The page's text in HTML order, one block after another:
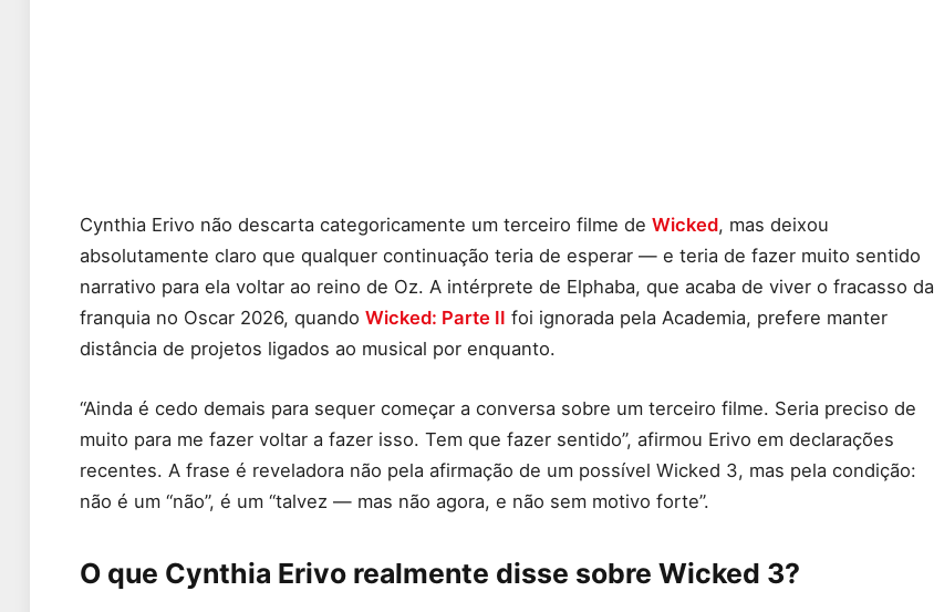
Cynthia Erivo não descarta categoricamente um terceiro filme de Wicked, mas deixou
absolutamente claro que qualquer continuação teria de esperar — e teria de fazer muito sentido
narrativo para ela voltar ao reino de Oz. A intérprete de Elphaba, que acaba de viver o fracasso da
franquia no Oscar 2026, quando Wicked: Parte II foi ignorada pela Academia, prefere manter
distância de projetos ligados ao musical por enquanto.
“Ainda é cedo demais para sequer começar a conversa sobre um terceiro filme. Seria preciso de
muito para me fazer voltar a fazer isso. Tem que fazer sentido”, afirmou Erivo em declarações
recentes. A frase é reveladora não pela afirmação de um possível Wicked 3, mas pela condição:
não é um “não”, é um “talvez — mas não agora, e não sem motivo forte”.
O que Cynthia Erivo realmente disse sobre Wicked 3?